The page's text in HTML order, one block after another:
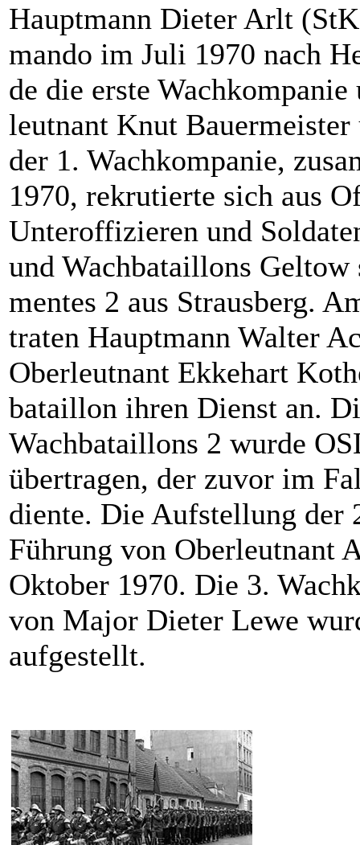
Hauptmann Dieter Arlt
mando im Juli 1970 nach
de die erste
leutnant Knut
der 1. Wachkompanie,
1970, rekrutierte sich aus
Unteroffizieren und
und Wachbataillons
mentes 2 aus Strausberg.
traten Hauptmann Walter
Oberleutnant Ekkehart
bataillon ihren Dienst an.
Wachbataillons 2 wurde
übertragen, der zuvor im
diente. Die Aufstellung der
Führung von Oberleutnant
Oktober 1970. Die 3.
von Major Dieter Lewe
aufgestellt.